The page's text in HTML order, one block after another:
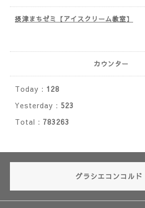
摂津まちゼミ【アイスクリーム教室】
カウンター
Today : 128
Yesterday : 523
Total : 783263
グラシエコンコルド